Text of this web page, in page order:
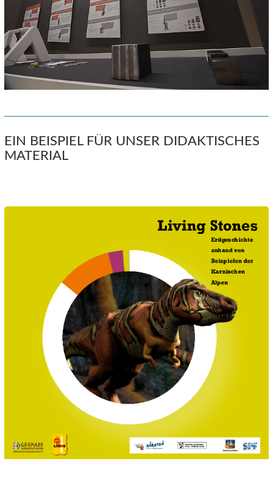
EIN BEISPIEL FÜR UNSER DIDAKTISCHES
MATERIAL